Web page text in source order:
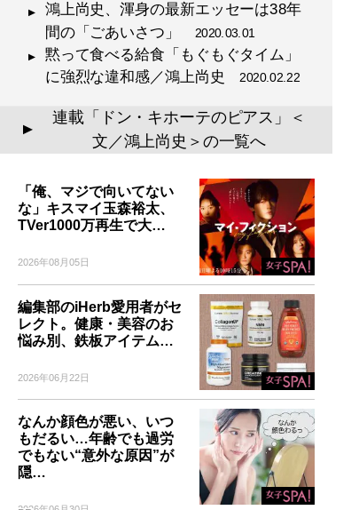
鴻上尚史、渾身の最新エッセーは38年
間の「ごあいさつ」 2020.03.01
黙って食べる給食「もぐもぐタイム」
に強烈な違和感／鴻上尚史2020.02.22
▲
連載「ドン・キホーテのピアス」＜
文／鴻上尚史＞の一覧へ
「俺、マジで向いてない
な」キスマイ玉森裕太、
TVer1000万再生で大…
2026年08月05日
編集部のiHerb愛用者がセ
レクト。健康・美容のお
悩み別、鉄板アイテム…
2026年06月22日
なんか顔色が悪い、いつ
もだるい…年齢でも過労
でもない“意外な原因”が
隠…